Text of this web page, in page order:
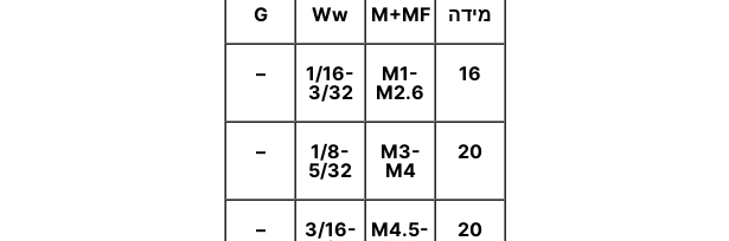
מידה M+MF
Ww
G
16
M1-
M2.6
1/16-
3/32
–
20
M3-
M4
1/8-
5/32
–
20
M4.5-
3/16-
–